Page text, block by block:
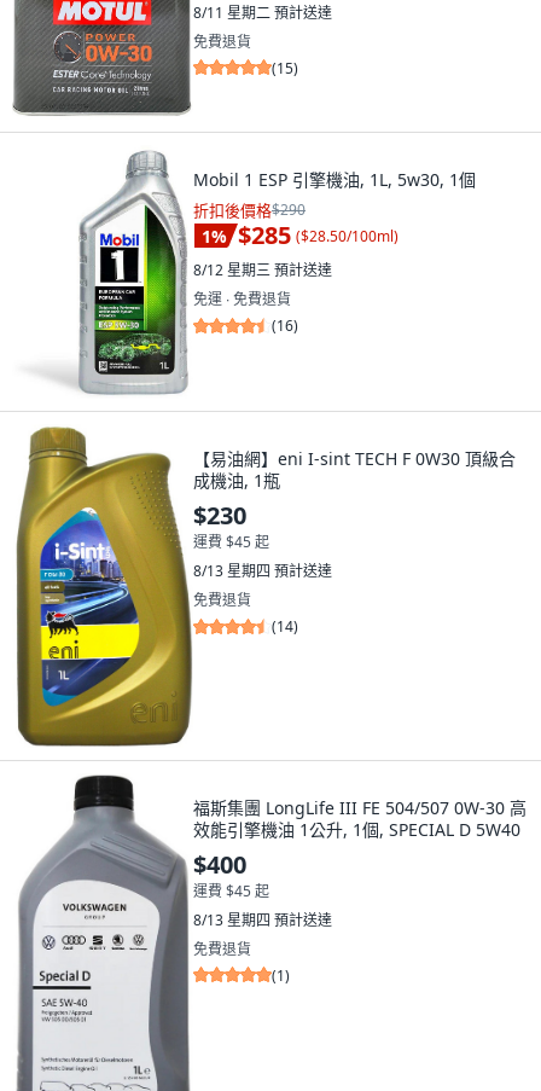
8/11 星期二預計送達
免費退貨
(15)
Mobil 1 ESP 引擎機油, 1L, 5w30, 1個
折扣後價格$290
1% $285 ($28.50/100ml)
8/12 星期三預計送達
免運 ∙ 免費退貨
(16)
【易油網】eni I-sint TECH F 0W30 頂級合
成機油, 1瓶
$230
運費 $45 起
8/13 星期四 預計送達
免費退貨
(14)
福斯集團 LongLife III FE 504/507 0W-30 高
效能引擎機油 1公升, 1個, SPECIAL D 5W40
$400
運費 $45 起
8/13 星期四 預計送達
免費退貨
(1)